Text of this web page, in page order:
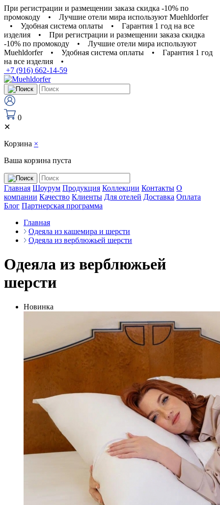
При регистрации и размещении заказа скидка -10% по
промокоду
•
Лучшие отели мира используют Muehldorfer
•
Удобная система оплаты •
Гарантия 1 год на все
изделия
•
При регистрации и размещении заказа скидка
-10% по промокоду
•
Лучшие отели мира используют
Muehldorfer
• Удобная система оплаты •
Гарантия 1 год
на все изделия
•
+7 (916) 662-14-59
0
✕
Корзина ×
Ваша корзина пуста
Главная Шоурум Продукция Коллекции Контакты О
компании Качество Клиенты Для отелей Доставка Оплата
Блог Партнерская программа
Главная
Одеяла из кашемира и шерсти
Одеяла из верблюжьей шерсти
Одеяла из верблюжьей
шерсти
Новинка